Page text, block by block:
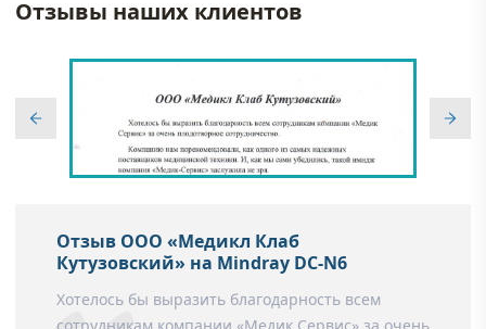
Отзывы наших клиентов
Отзыв ООО «Медикл Клаб
Кутузовский» на Mindray DC-N6
Хотелось бы выразить благодарность всем